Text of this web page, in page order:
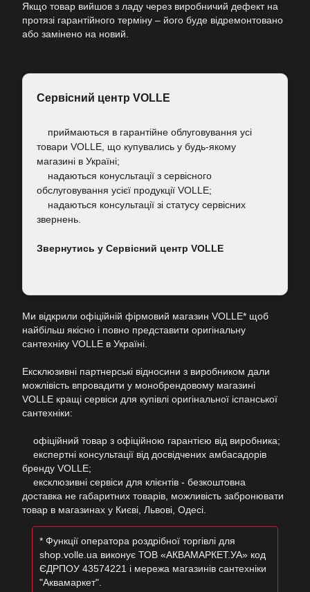
Якщо товар вийшов з ладу через виробничий дефект на
протязі гарантійного терміну – його буде відремонтовано
або замінено на новий.
Сервісний центр VOLLE
приймаються в гарантійне облуговування усі
товари VOLLE, що купувались у будь-якому
магазині в Україні;
надаються конусльтації з сервісного
обслуговування усієї продукції VOLLE;
надаються консультації зі статусу сервісних
звернень.
Звернутись у Сервісний центр VOLLE
Ми відкрили офіційній фірмовий магазин VOLLE* щоб
найбільш якісно і повно представити оригінальну
сантехніку VOLLE в Україні.
Ексклюзивні партнерські відносини з виробником дали
можлівість впровадити у монобрендовому магазині
VOLLE кращі сервіси для купівлі оригінальної іспанської
сантехніки:
офіційний товар з офіційною гарантією від виробника;
експертні консультації від досвідчених амбасадорів
бренду VOLLE;
ексклюзивні сервіси для клієнтів - безкоштовна
доставка не габаритних товарів, можливість забронювати
товар в магазинах у Києві, Львові, Одесі.
* Функції оператора роздрібної торгівлі для
shop.volle.ua виконує ТОВ «АКВАМАРКЕТ.УА» код
ЄДРПОУ 43574221 і мережа магазинів сантехніки
"Аквамаркет".